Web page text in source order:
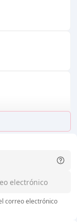
correo electrónico